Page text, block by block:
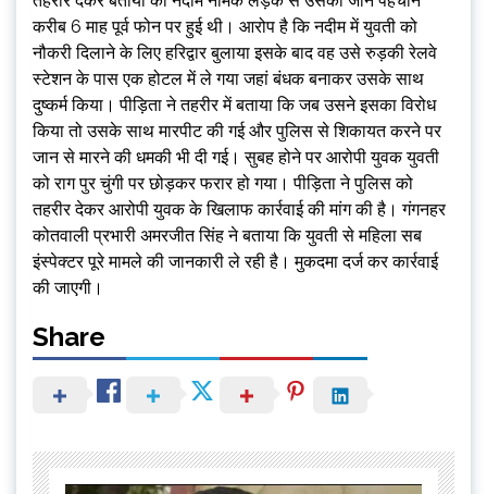
करीब 6 माह पूर्व फोन पर हुई थी। आरोप है कि नदीम में युवती को
नौकरी दिलाने के लिए हरिद्वार बुलाया इसके बाद वह उसे रुड़‌की रेलवे
स्टेशन के पास एक होटल में ले गया जहां बंधक बनाकर उसके साथ
दुष्कर्म किया। पीड़िता ने तहरीर में बताया कि जब उसने इसका विरोध
किया तो उसके साथ मारपीट की गई और पुलिस से शिकायत करने पर
जान से मारने की धमकी भी दी गई। सुबह होने पर आरोपी युवक युवती
को राग पुर चुंगी पर छोड़कर फरार हो गया। पीड़िता ने पुलिस को
तहरीर देकर आरोपी युवक के खिलाफ कार्रवाई की मांग की है। गंगनहर
कोतवाली प्रभारी अमरजीत सिंह ने बताया कि युवती से महिला सब
इंस्पेक्टर पूरे मामले की जानकारी ले रही है। मुकदमा दर्ज कर कार्रवाई
की जाएगी।
Share